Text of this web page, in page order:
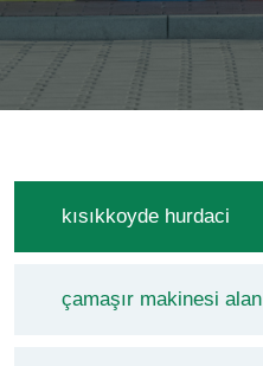
kısıkkoyde hurdaci
çamaşır makinesi alan